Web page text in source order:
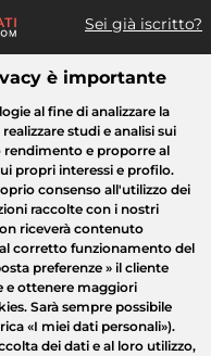
Sei già iscritto?
Elettrodomestici
è importante
al fine di analizzare la
studi e analisi sui
rendimento e proporre al
propri interessi e profilo.
consenso all'utilizzo dei
raccolte con i nostri
riceverà contenuto
corretto funzionamento del
preferenze » il cliente
e ottenere maggiori
Sarà sempre possibile
«I miei dati personali»).
dei dati e al loro utilizzo,